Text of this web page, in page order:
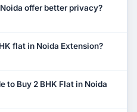
offer better privacy?
flat in Noida Extension?
to Buy 2 BHK Flat in Noida